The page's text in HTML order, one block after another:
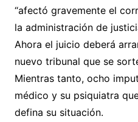
“afectó gravemente el
la administración de
Ahora el juicio deberá
nuevo tribunal que se
Mientras tanto, ocho
médico y su psiquiatra
defina su situación.